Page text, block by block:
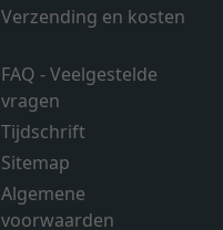
Verzending en kosten
FAQ - Veelgestelde
vragen
Tijdschrift
Sitemap
Algemene
voorwaarden